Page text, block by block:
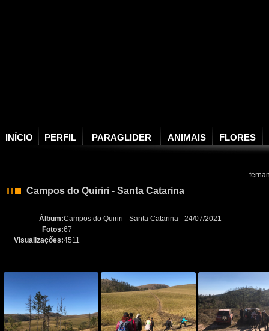
INÍCIO PERFIL PARAGLIDER ANIMAIS FLORES
Campos do Quiriri - Santa Catarina
Álbum:Campos do Quiriri - Santa Catarina - 24/07/2021
Fotos:67
Visualizaçőes:4511